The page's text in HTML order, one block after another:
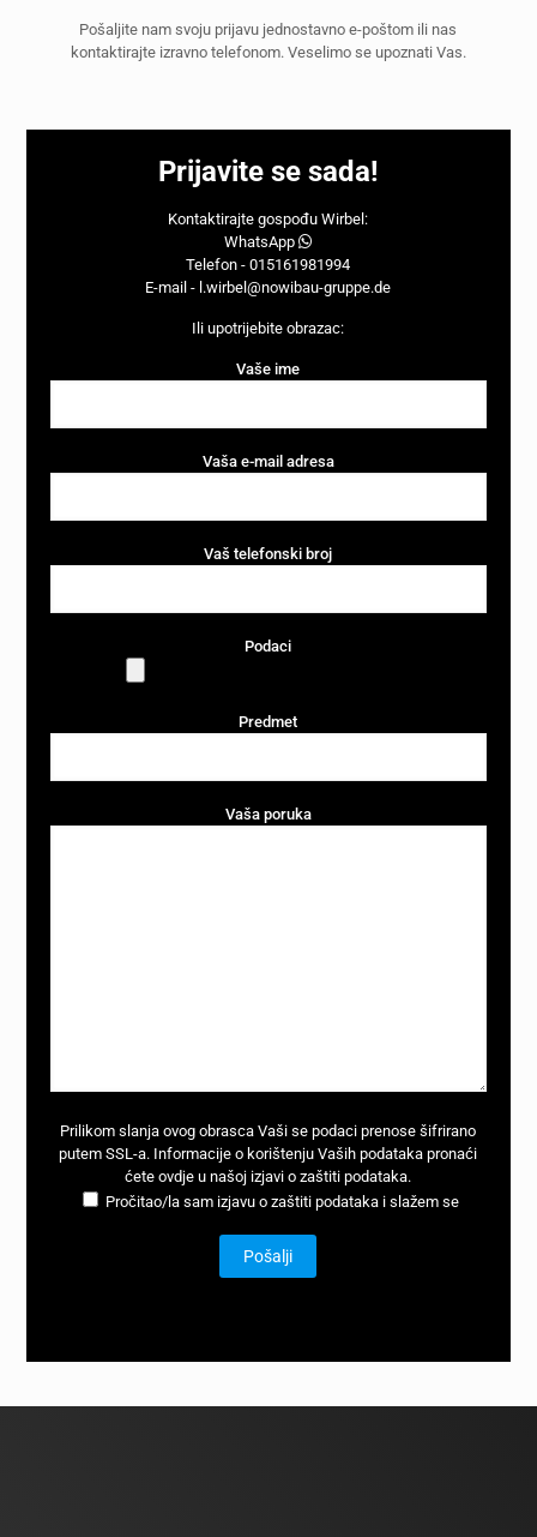
Pošaljite nam svoju prijavu jednostavno e-poštom ili nas
kontaktirajte izravno telefonom. Veselimo se upoznati Vas.
Prijavite se sada!
Kontaktirajte gospođu Wirbel:
WhatsApp
Telefon - 015161981994
E-mail - l.wirbel@nowibau-gruppe.de
Ili upotrijebite obrazac:
Vaše ime
Vaša e-mail adresa
Vaš telefonski broj
Podaci
Predmet
Vaša poruka
Prilikom slanja ovog obrasca Vaši se podaci prenose šifrirano
putem SSL-a. Informacije o korištenju Vaših podataka pronaći
ćeteovdje u našoj izjavi o zaštiti podataka.
Pročitao/la sam izjavu o zaštiti podataka i slažem se